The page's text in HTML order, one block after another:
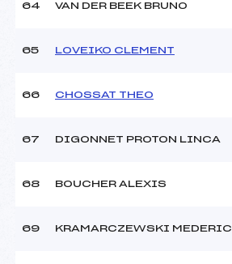
64 VAN DER BEEK BRUNO
65 LOVEIKO CLEMENT
66 CHOSSAT THEO
67 DIGONNET PROTON LINCA
68 BOUCHER ALEXIS
69 KRAMARCZEWSKI MEDERIC